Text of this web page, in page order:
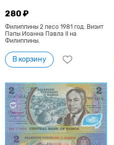
280 ₽
Филиппины 2 песо 1981 год. Визит
Папы Иоанна Павла II на
Филиппины.
В корзину